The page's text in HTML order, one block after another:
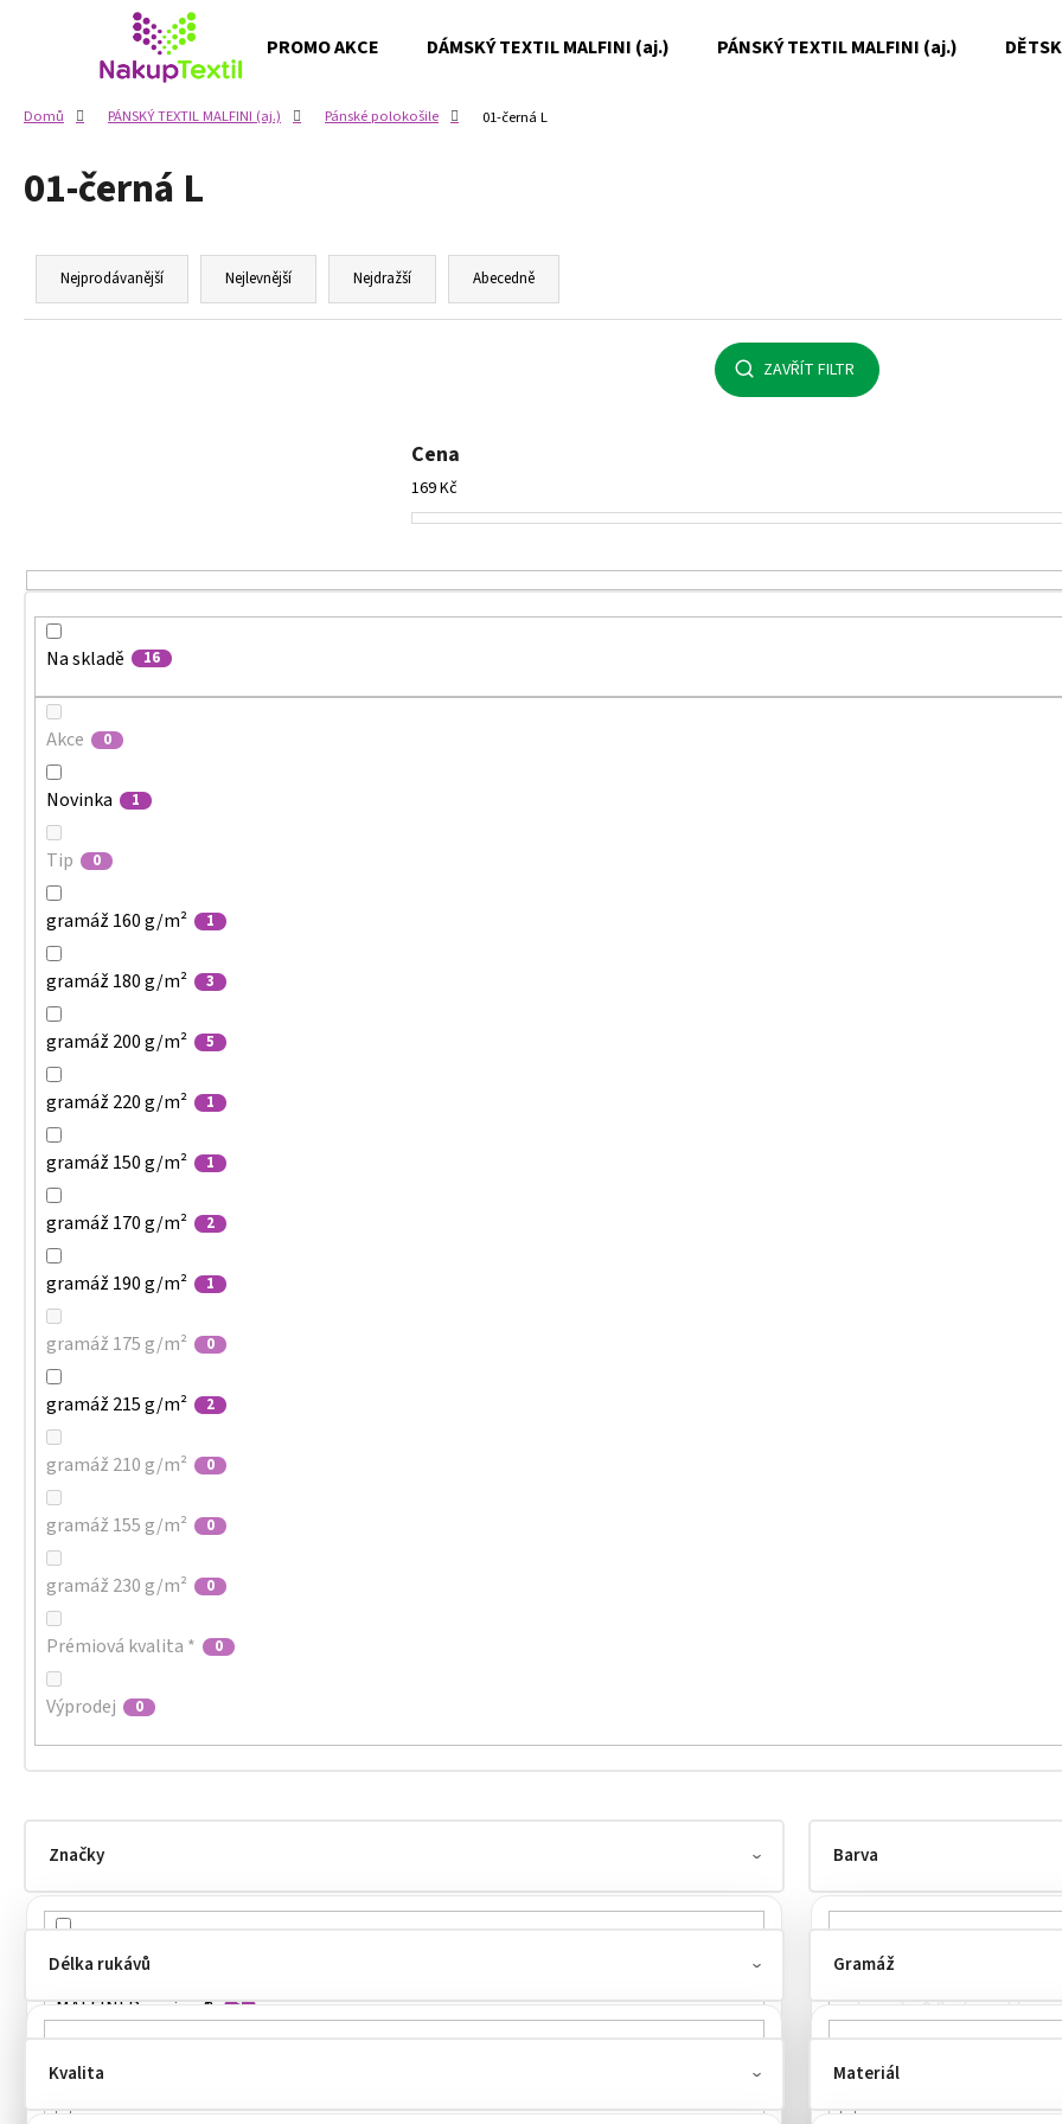
PROMO AKCE DÁMSKÝ TEXTIL MALFINI (aj.) PÁNSKÝ TEXTIL MALFINI (aj.)
Domů PÁNSKÝ TEXTIL MALFINI (aj.) Pánské polokošile 01-černá L
01-černá L
Ř
z
u
k
Nejprodávanější Nejlevnější Nejdražší Abecedně
ZAVŘÍT FILTR
Cena
169Kč
Na skladě 16
Akce 0
Novinka 1
Tip 0
gramáž 160 g/m² 1
gramáž 180 g/m² 3
gramáž 200 g/m² 5
gramáž 220 g/m² 1
gramáž 150 g/m² 1
gramáž 170 g/m² 2
gramáž 190 g/m² 1
gramáž 175 g/m² 0
gramáž 215 g/m² 2
gramáž 210 g/m² 0
gramáž 155 g/m² 0
gramáž 230 g/m² 0
Prémiová kvalita * 0
Výprodej 0
Značky
MALFINI 8
MALFINI Premium® 1
MALFINI®
MALFINIPREMIUM 2
Barva
Délka rukávů
dlouhé
Gramáž
135-155 g/m²
Kvalita Materiál
Zpět
obchodu
Zpět
obchodu
Doporučujeme
106 Kč
92 Kč
32 Kč